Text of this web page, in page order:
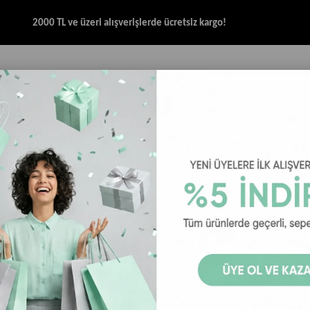
2000 TL ve üzeri alışverişlerde ücretsiz kargo!
& SANDALET AKSESUAR HALAT & İP SANDALET
Shirt Skechers M Essential Crew Neck S241007-600 Erkek T-Shirt - Kırmızı
Skechers M
Erkek T-
Skechers M
Kırmızı